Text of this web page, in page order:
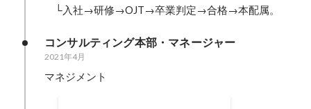
└入社→研修→OJT→卒業判定→合格→本配属。
コンサルティング本部・マネージャー
2021年4月
マネジメント